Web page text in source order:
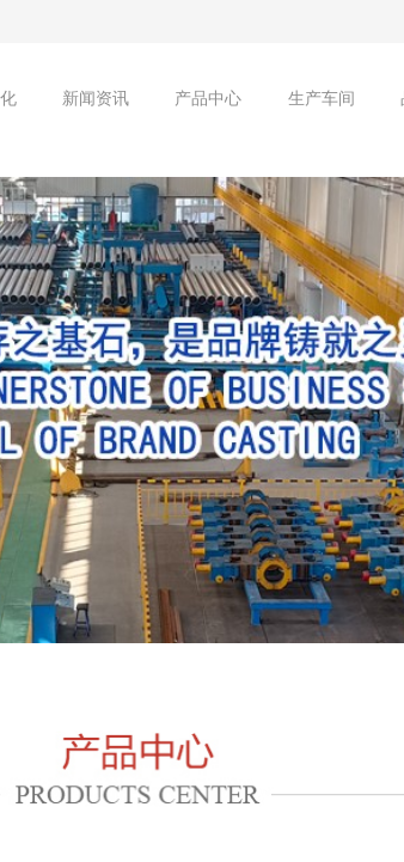
新闻资讯 产品中心 生产车间